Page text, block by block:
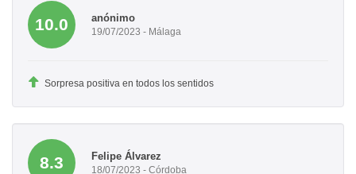
10.0 anónimo
19/07/2023 - Málaga
Sorpresa positiva en todos los sentidos
8.3 Felipe Álvarez
18/07/2023 - Córdoba